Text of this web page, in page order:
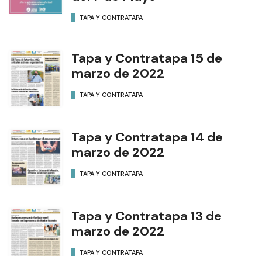
TAPA Y CONTRATAPA
Tapa y Contratapa 15 de
marzo de 2022
TAPA Y CONTRATAPA
Tapa y Contratapa 14 de
marzo de 2022
TAPA Y CONTRATAPA
Tapa y Contratapa 13 de
marzo de 2022
TAPA Y CONTRATAPA